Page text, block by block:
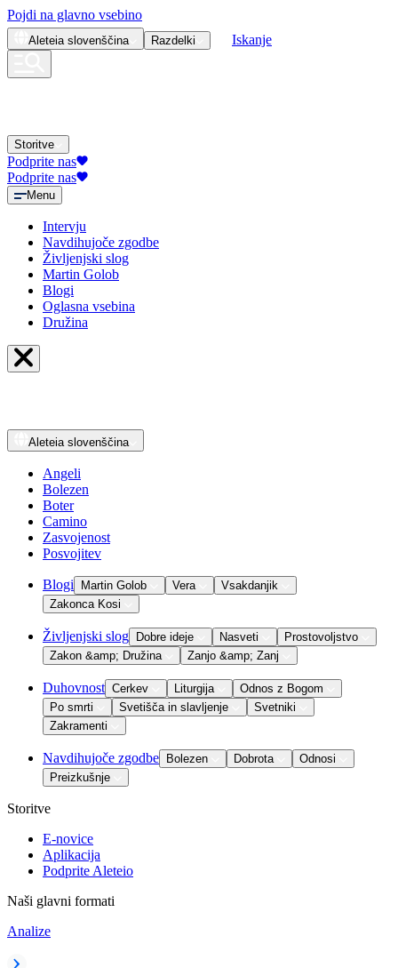
Pojdi na glavno vsebino
Aleteia slovenščina Razdelki Iskanje
Storitve
Podprite nas
Podprite nas
Menu
Intervju
Navdihujoče zgodbe
Življenjski slog
Martin Golob
Blogi
Oglasna vsebina
Družina
Aleteia slovenščina
Angeli
Bolezen
Boter
Camino
Zasvojenost
Posvojitev
Blogi Martin Golob Vera
Vsakdanjik
Zakonca Kosi
Življenjski slog Dobre ideje Nasveti
Prostovoljstvo
Zakon &amp; Družina
Zanjo &amp; Zanj
Duhovnost Cerkev Liturgija
Odnos z Bogom
Po smrti
Svetišča in slavljenje
Svetniki
Zakramenti
Navdihujoče zgodbe Bolezen Dobrota
Odnosi
Preizkušnje
Storitve
E-novice
Aplikacija
Podprite Aleteio
Naši glavni formati
Analize